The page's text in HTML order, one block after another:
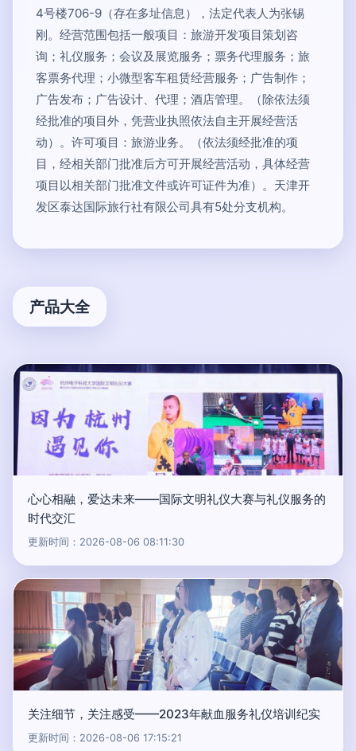
4号楼706-9（存在多址信息），法定代表人为张锡
刚。经营范围包括一般项目：旅游开发项目策划咨
询；礼仪服务；会议及展览服务；票务代理服务；旅
客票务代理；小微型客车租赁经营服务；广告制作；
广告发布；广告设计、代理；酒店管理。（除依法须
经批准的项目外，凭营业执照依法自主开展经营活
动）。许可项目：旅游业务。（依法须经批准的项
目，经相关部门批准后方可开展经营活动，具体经营
项目以相关部门批准文件或许可证件为准）。天津开
发区泰达国际旅行社有限公司具有5处分支机构。
产品大全
心心相融，爱达未来——国际文明礼仪大赛与礼仪服务的
时代交汇
更新时间：2026-08-06 08:11:30
关注细节，关注感受——2023年献血服务礼仪培训纪实
更新时间：2026-08-06 17:15:21